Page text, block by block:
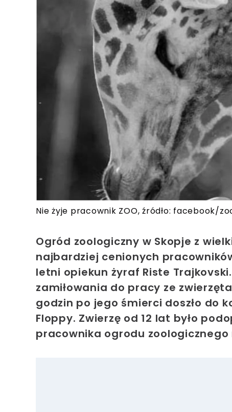
Nie żyje pracownik ZOO, źródło: facebook/
Ogród zoologiczny w Skopje z
najbardziej cenionych
letni opiekun żyraf Riste
zamiłowania do pracy ze
godzin po jego śmierci doszło do
Floppy. Zwierzę od 12 lat było
pracownika ogrodu